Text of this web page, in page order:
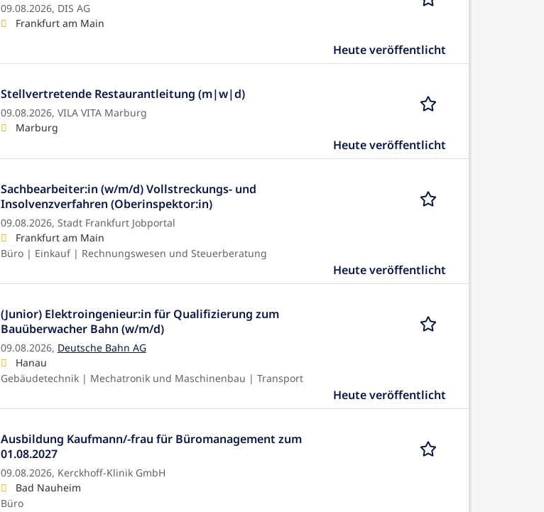
09.08.2026, DIS AG
Frankfurt am Main
Heute veröffentlicht
Stellvertretende Restaurantleitung (m|w|d)
09.08.2026, VILA VITA Marburg
Marburg
Heute veröffentlicht
Sachbearbeiter:in (w/m/d) Vollstreckungs- und
Insolvenzverfahren (Oberinspektor:in)
09.08.2026, Stadt Frankfurt Jobportal
Frankfurt am Main
Büro | Einkauf | Rechnungswesen und Steuerberatung
Heute veröffentlicht
(Junior) Elektroingenieur:in für Qualifizierung zum
Bauüberwacher Bahn (w/m/d)
09.08.2026, Deutsche Bahn AG
Hanau
Gebäudetechnik | Mechatronik und Maschinenbau | Transport
Heute veröffentlicht
Ausbildung Kaufmann/-frau für Büromanagement zum
01.08.2027
09.08.2026, Kerckhoff-Klinik GmbH
Bad Nauheim
Büro